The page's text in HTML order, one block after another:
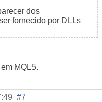
dos
fornecido por DLLs
MQL5.
#7